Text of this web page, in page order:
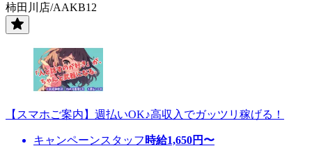
柿田川店/AAKB12
【スマホご案内】週払いOK♪高収入でガッツリ稼げる！
キャンペーンスタッフ 時給1,650円〜